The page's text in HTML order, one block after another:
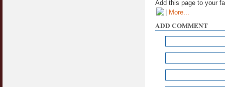
Add this page to your
| More...
ADD COMMENT